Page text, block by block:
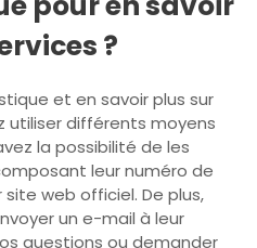
?
et en savoir plus sur
utiliser différents moyens
la possibilité de les
leur numéro de
web officiel. De plus,
un e-mail à leur
questions ou demander